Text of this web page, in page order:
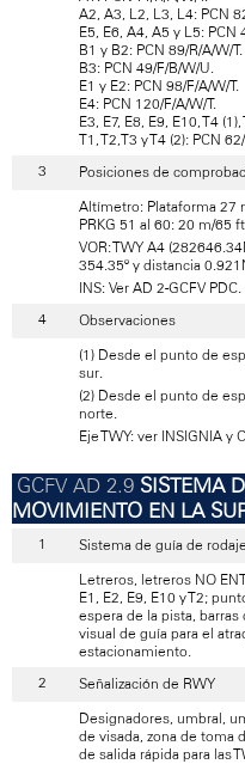
A2, A3, L2, L3, L4: PCN
E5, E6, A4, A5 y L5: PCN
B1 y B2: PCN 89/R/A/W/T.
B3: PCN 49/F/B/W/U.
E1 y E2: PCN 98/F/A/W/T.
E4: PCN 120/F/A/W/T.
E3, E7, E8, E9, E10, T4
T1, T2,T3 y T4 (2): PCN
Posiciones de
Altímetro: Plataforma 27
PRKG 51 al 60: 20 m/65
VOR: TWY A4
354.35º y distancia
INS: Ver AD 2-GCFV PDC.
Observaciones
(1) Desde el punto de
sur.
(2) Desde el punto de
norte.
Eje TWY: ver INSIGNIA y
SISTEMA
MOVIMIENTO EN LA
Sistema de guía de rodaje
Letreros, letreros NO
E1, E2, E9, E10 y T2;
espera de la pista,
visual de guía para el
estacionamiento.
Señalización de RWY
Designadores, umbral,
de visada, zona de toma
de salida rápida para las